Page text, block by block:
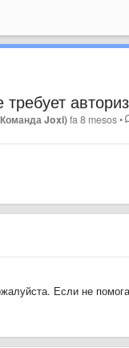
Joxi)fa 8 mesos•
Если не